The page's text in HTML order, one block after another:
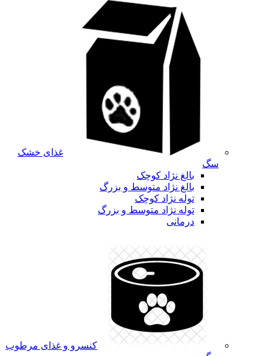
غذای خشک
سگ
بالغ نژاد کوچک
بالغ نژاد متوسط و بزرگ
توله نژاد کوچک
توله نژاد متوسط و بزرگ
درمانی
کنسرو و غذای مرطوب